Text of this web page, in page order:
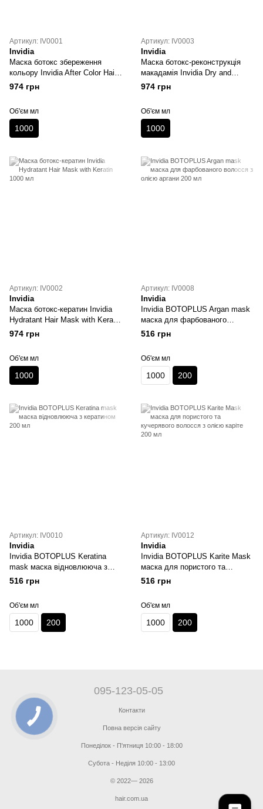
Артикул: IV0001
Invidia
Маска ботокс збереження
кольору Invidia After Color Hair
Mask with Sunflower Oil 1000
974 грн
Об'єм мл
1000
Артикул: IV0003
Invidia
Маска ботокс-реконструкція
макадамія Invidia Dry and
Frizzy with Macadamia Oil 1000
974 грн
Об'єм мл
1000
Артикул: IV0002
Invidia
Маска ботокс-кератин Invidia
Hydratant Hair Mask with Keratin
1000 мл
974 грн
Об'єм мл
1000
Артикул: IV0008
Invidia
Invidia BOTOPLUS Argan mask
маска для фарбованого
волосся з олією аргани 200 мл
516 грн
Об'єм мл
1000 200
Артикул: IV0010
Invidia
Invidia BOTOPLUS Keratina
mask маска відновлююча з
кератином 200 мл
516 грн
Об'єм мл
1000 200
Артикул: IV0012
Invidia
Invidia BOTOPLUS Karite Mask
маска для пористого та
кучерявого волосся з олією
каріте 200 мл
516 грн
Об'єм мл
1000 200
095-123-05-05
Контакти
Повна версія сайту
Понеділок - П'ятниця 10:00 - 18:00
Субота - Неділя 10:00 - 13:00
© 2022— 2026
hair.com.ua